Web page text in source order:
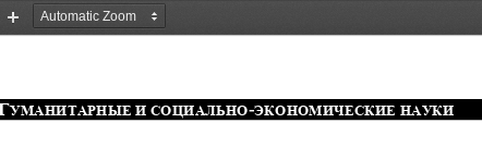
Zoom
УМАНИТАРНЫЕ И СОЦИАЛЬНО-ЭКОНОМИЧЕСКИЕ НАУКИ